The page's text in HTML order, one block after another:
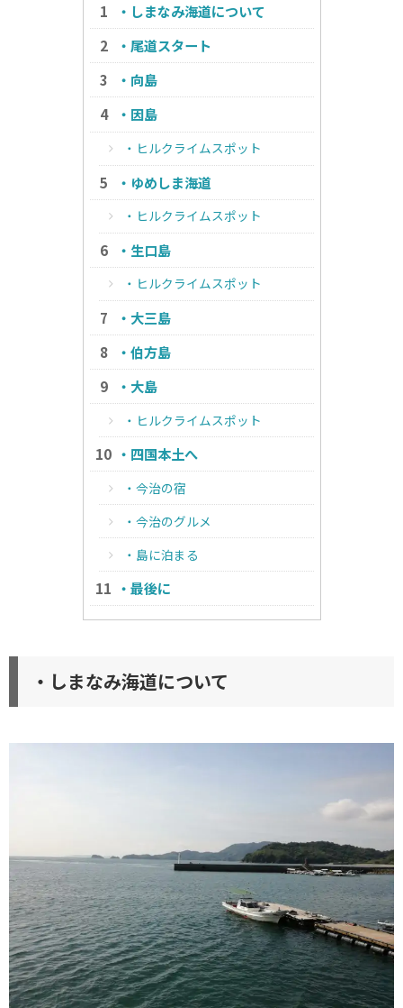
・しまなみ海道について
・尾道スタート
・向島
・因島
・ヒルクライムスポット
・ゆめしま海道
・ヒルクライムスポット
・生口島
・ヒルクライムスポット
・大三島
・伯方島
・大島
・ヒルクライムスポット
・四国本土へ
・今治の宿
・今治のグルメ
・島に泊まる
・最後に
・しまなみ海道について